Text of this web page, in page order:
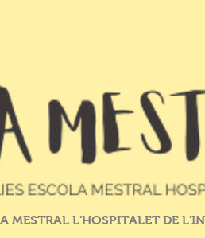
MESTRAL L'HOSPITALET DE